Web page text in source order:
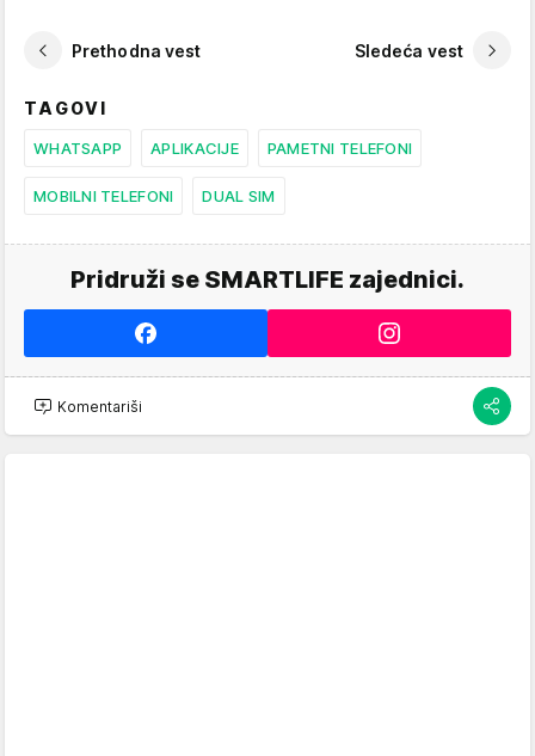
Prethodna vest Sledeća vest
TAGOVI
WHATSAPP APLIKACIJE PAMETNI TELEFONI
MOBILNI TELEFONI DUAL SIM
Pridruži se SMARTLIFE zajednici.
Komentariši